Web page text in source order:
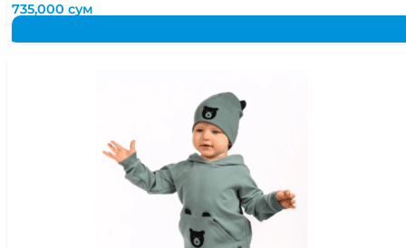
735,000сум